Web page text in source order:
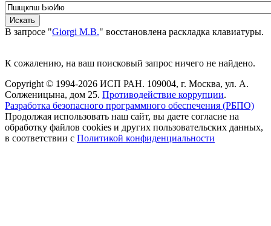
В запросе "Giorgi M.B." восстановлена раскладка клавиатуры.
К сожалению, на ваш поисковый запрос ничего не найдено.
Copyright © 1994-2026 ИСП РАН. 109004, г. Москва, ул. А.
Солженицына, дом 25. Противодействие коррупции.
Разработка безопасного программного обеспечения (РБПО)
Продолжая использовать наш сайт, вы даете согласие на
обработку файлов cookies и других пользовательских данных,
в соответствии с Политикой конфиденциальности